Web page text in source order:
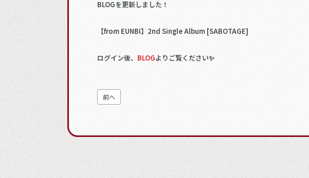
BLOGを更新しました！
【from EUNBI】2nd Single Album [SABOTAGE]
ログイン後、 BLOGよりご覧ください✨
前へ